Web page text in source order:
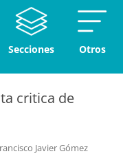
Secciones Otros
critica de
Javier Gómez